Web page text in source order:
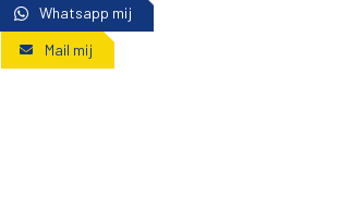
Whatsapp mij
Mail mij